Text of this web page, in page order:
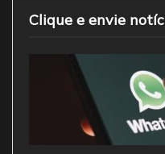
Clique e envie